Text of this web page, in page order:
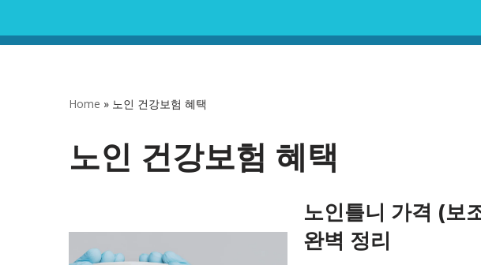
콘
Home » 노인 건강보험 혜택
노인 건강보험 혜택
노인틀니 가격 (보
완벽 정리